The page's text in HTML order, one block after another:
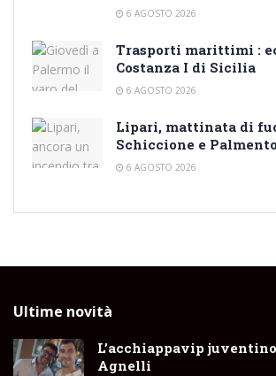
6 AGOSTO 2026
Trasporti marittimi :
Costanza I di Sicilia
6 AGOSTO 2026
Lipari, mattinata di
Schiccione e Palmento
6 AGOSTO 2026
Ultime novità
L’acchiappavip
Agnelli